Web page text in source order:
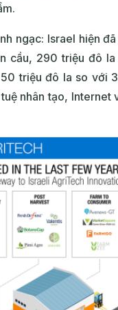
ngạc: Israel hiện
cầu, 290 triệu đô la
triệu đô la so với
nhân tạo, Internet